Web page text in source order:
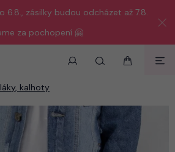
6.8., zásilky budou odcházet až 7.8.
za pochopení 🤗